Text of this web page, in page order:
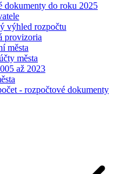
dokumenty do roku 2025
výhled rozpočtu
provizoria
města
města
až 2023
- rozpočtové dokumenty